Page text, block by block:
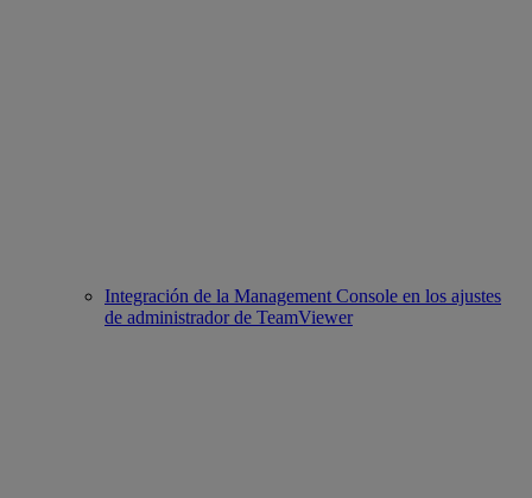
Integración de la Management Console en los ajustes
de administrador de TeamViewer